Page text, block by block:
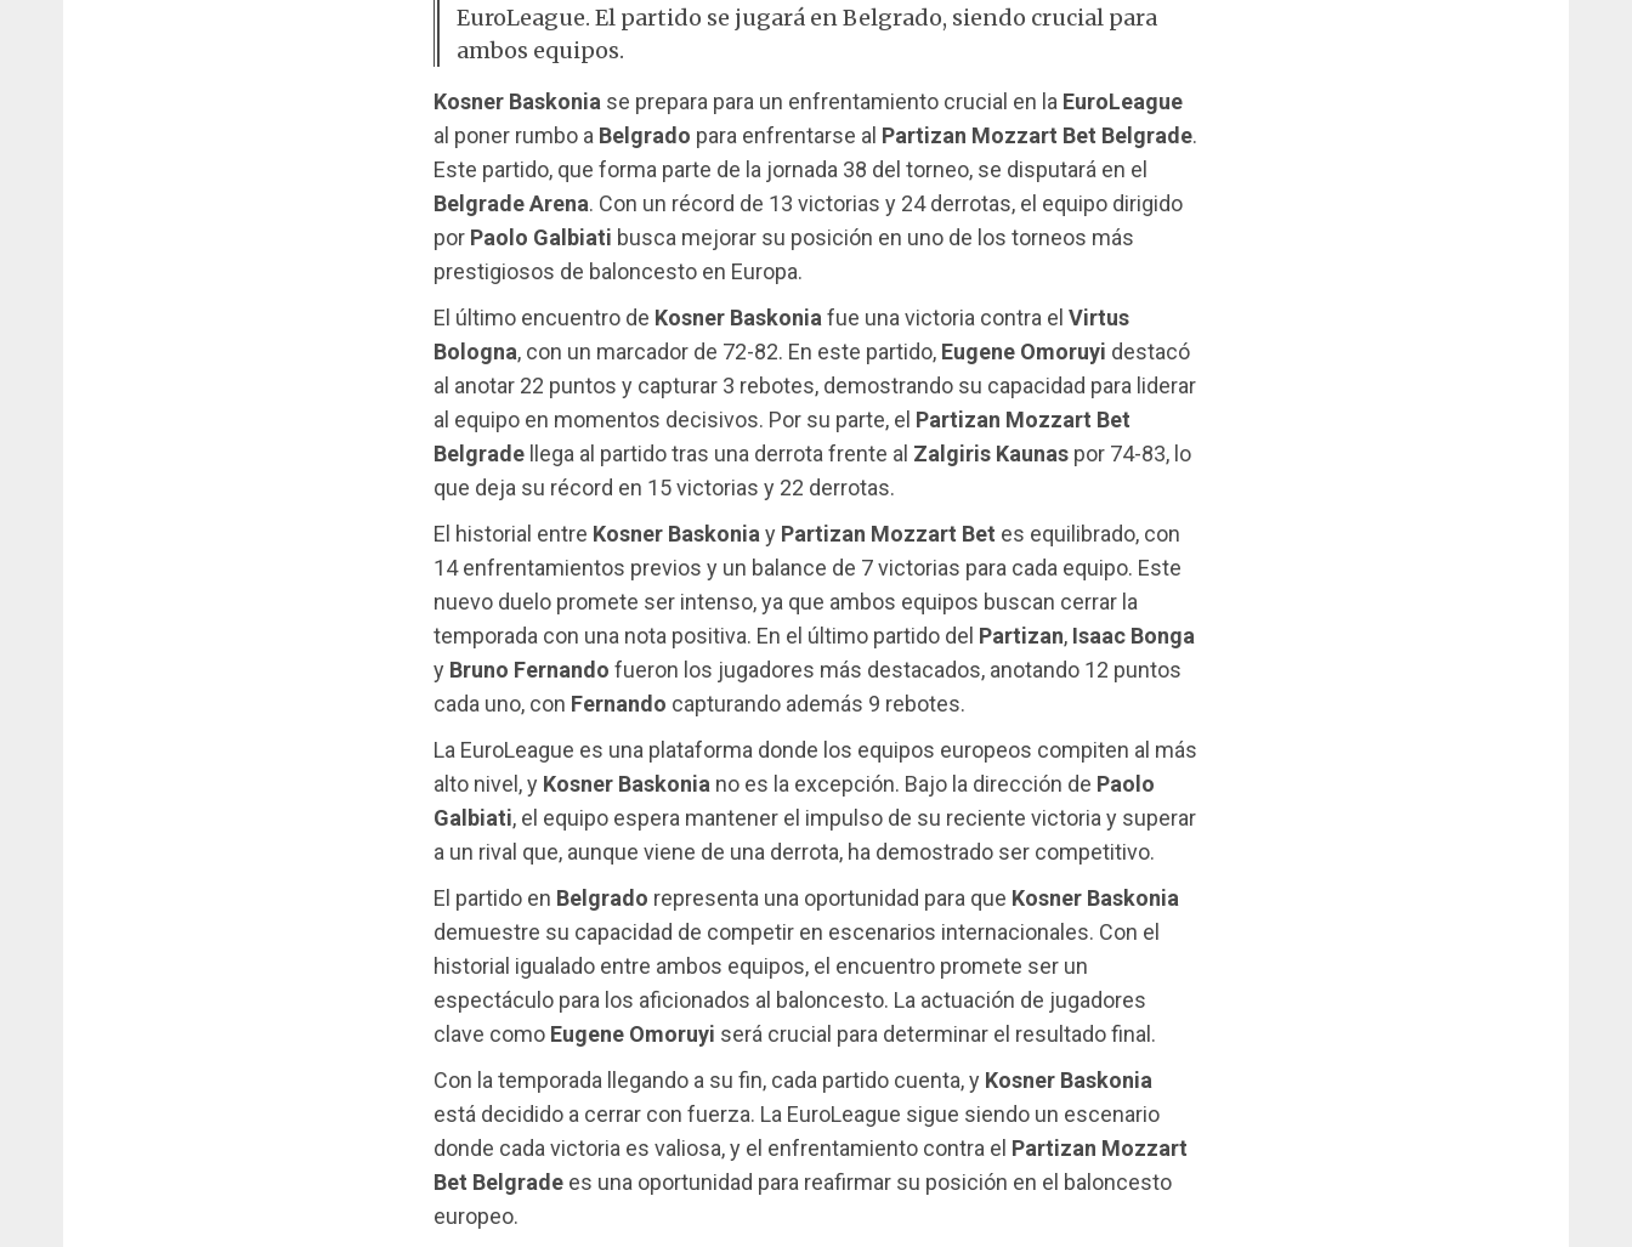
EuroLeague. El partido se jugará en Belgrado, siendo crucial para
ambos equipos.
Kosner Baskonia se prepara para un enfrentamiento crucial en la EuroLeague
al poner rumbo a Belgrado para enfrentarse al Partizan Mozzart Bet Belgrade.
Este partido, que forma parte de la jornada 38 del torneo, se disputará en el
Belgrade Arena. Con un récord de 13 victorias y 24 derrotas, el equipo dirigido
por Paolo Galbiati busca mejorar su posición en uno de los torneos más
prestigiosos de baloncesto en Europa.
El último encuentro de Kosner Baskonia fue una victoria contra el Virtus
Bologna, con un marcador de 72-82. En este partido, Eugene Omoruyi destacó
al anotar 22 puntos y capturar 3 rebotes, demostrando su capacidad para liderar
al equipo en momentos decisivos. Por su parte, el Partizan Mozzart Bet
Belgrade llega al partido tras una derrota frente al Zalgiris Kaunas por 74-83, lo
que deja su récord en 15 victorias y 22 derrotas.
El historial entre Kosner Baskonia y Partizan Mozzart Bet es equilibrado, con
14 enfrentamientos previos y un balance de 7 victorias para cada equipo. Este
nuevo duelo promete ser intenso, ya que ambos equipos buscan cerrar la
temporada con una nota positiva. En el último partido del Partizan, Isaac Bonga
y Bruno Fernando fueron los jugadores más destacados, anotando 12 puntos
cada uno, con Fernando capturando además 9 rebotes.
La EuroLeague es una plataforma donde los equipos europeos compiten al más
alto nivel, y Kosner Baskonia no es la excepción. Bajo la dirección de Paolo
Galbiati, el equipo espera mantener el impulso de su reciente victoria y superar
a un rival que, aunque viene de una derrota, ha demostrado ser competitivo.
El partido en Belgrado representa una oportunidad para que Kosner Baskonia
demuestre su capacidad de competir en escenarios internacionales. Con el
historial igualado entre ambos equipos, el encuentro promete ser un
espectáculo para los aficionados al baloncesto. La actuación de jugadores
clave como Eugene Omoruyi será crucial para determinar el resultado final.
Con la temporada llegando a su fin, cada partido cuenta, y Kosner Baskonia
está decidido a cerrar con fuerza. La EuroLeague sigue siendo un escenario
donde cada victoria es valiosa, y el enfrentamiento contra el Partizan Mozzart
Bet Belgrade es una oportunidad para reafirmar su posición en el baloncesto
europeo.